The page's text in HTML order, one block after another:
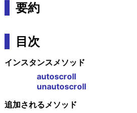
要約
目次
インスタンスメソッド
autoscroll
unautoscroll
追加されるメソッド